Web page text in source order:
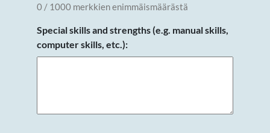
0 / 1000 merkkien enimmäismäärästä
Special skills and strengths (e.g. manual skills,
computer skills, etc.):